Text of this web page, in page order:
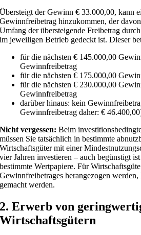
Übersteigt der Gewinn € 33.000,00, kann
Gewinnfreibetrag hinzukommen, der
Umfang der übersteigende Freibetrag
im jeweiligen Betrieb gedeckt ist. Dieser
für die nächsten € 145.000,00
Gewinnfreibetrag
für die nächsten € 175.000,00
für die nächsten € 230.000,00
Gewinnfreibetrag
darüber hinaus: kein
Gewinnfreibetrag daher: €
Nicht vergessen: Beim
müssen Sie tatsächlich in bestimmte
Wirtschaftsgüter mit einer
vier Jahren investieren – auch begünstigt
bestimmte Wertpapiere. Für
Gewinnfreibetrages herangezogen
gemacht werden.
2. Erwerb von
Wirtschaftsgütern